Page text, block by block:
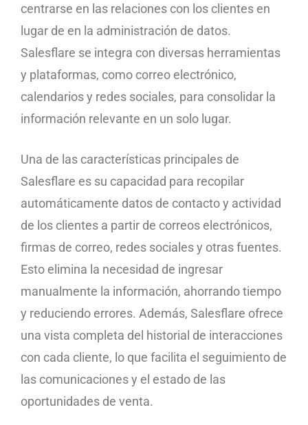
centrarse en las relaciones con los clientes en
lugar de en la administración de datos.
Salesflare se integra con diversas herramientas
y plataformas, como correo electrónico,
calendarios y redes sociales, para consolidar la
información relevante en un solo lugar.
Una de las características principales de
Salesflare es su capacidad para recopilar
automáticamente datos de contacto y actividad
de los clientes a partir de correos electrónicos,
firmas de correo, redes sociales y otras fuentes.
Esto elimina la necesidad de ingresar
manualmente la información, ahorrando tiempo
y reduciendo errores. Además, Salesflare ofrece
una vista completa del historial de interacciones
con cada cliente, lo que facilita el seguimiento de
las comunicaciones y el estado de las
oportunidades de venta.